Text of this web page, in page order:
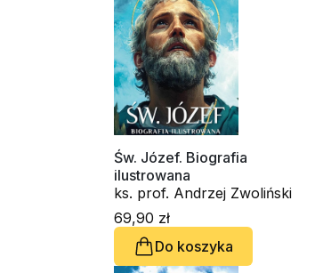
Św. Józef. Biografia
ilustrowana
ks. prof. Andrzej Zwoliński
69,90 zł
Do koszyka